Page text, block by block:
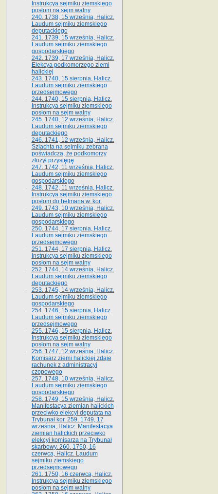
Instrukcya sejmiku ziemskiego
posłom na sejm walny
240. 1738, 15 września, Halicz.
Laudum sejmiku ziemskiego
deputackiego
241. 1739, 15 września, Halicz.
Laudum sejmiku ziemskiego
gospodarskiego
242. 1739, 17 września, Halicz.
Elekcya podkomorzego ziemi
halickiej
243. 1740, 15 sierpnia, Halicz.
Laudum sejmiku ziemskiego
przedsejmowego
244. 1740, 15 sierpnia, Halicz.
Instrukcya sejmiku ziemskiego
posłom na sejm walny
245. 1740, 12 września, Halicz.
Laudum sejmiku ziemskiego
deputackiego
246. 1741, 12 września, Halicz.
Szlachta na sejmiku zebrana
poświadcza, że podkomorzy
złożył przysięgę
247. 1742, 11 września, Halicz.
Laudum sejmiku ziemskiego
gospodarskiego
248. 1742, 11 września, Halicz.
Instrukcya sejmiku ziemskiego
posłom do hetmana w. kor.
249. 1743, 10 września, Halicz.
Laudum sejmiku ziemskiego
gospodarskiego
250. 1744, 17 sierpnia, Halicz.
Laudum sejmiku ziemskiego
przedsejmowego
251. 1744, 17 sierpnia, Halicz.
Instrukcya sejmiku ziemskiego
posłom na sejm walny
252. 1744, 14 września, Halicz.
Laudum sejmiku ziemskiego
deputackiego
253. 1745, 14 września, Halicz.
Laudum sejmiku ziemskiego
gospodarskiego
254. 1746, 15 sierpnia, Halicz.
Laudum sejmiku ziemskiego
przedsejmowego
255. 1746, 15 sierpnia, Halicz.
Instrukcya sejmiku ziemskiego
posłom na sejm walny
256. 1747, 12 września, Halicz.
Komisarz ziemi halickiej zdaje
rachunek z administracyi
czopowego
257. 1748, 10 września, Halicz.
Laudum sejmiku ziemskiego
gospodarskiego
258. 1749, 15 września, Halicz.
Manifestacya ziemian halickich
przeciwko elekcyi deputata na
Trybunał kor. 259. 1749, 17
września, Halicz. Manifestacya
ziemian halickich przeciwko
elekcyi komisarza na Trybunał
skarbowy. 260. 1750, 16
czerwca, Halicz. Laudum
sejmiku ziemskiego
przedsejmowego
261. 1750, 16 czerwca, Halicz.
Instrukcya sejmiku ziemskiego
posłom na sejm walny